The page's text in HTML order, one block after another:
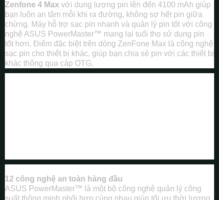
Zenfone 4 Max với dung lượng pin lên đến 4100 mAh giúp
bạn luôn an tâm mỗi khi ra đường, không sợ hết pin giữa
chừng. Máy hỗ trợ sạc pin nhanh và quản lý pin tốt với công
nghệ ASUS PowerMaster™ mang lại tuổi thọ sử dụng pin
tốt hơn. Điểm đặc biệt trên dòng ZenFone Max là công nghệ
sạc pin cho thiết bị khác, giúp bạn chia sẻ pin với các thiết bị
khác thông qua cáp OTG.
12 công nghệ an toàn hàng đầu
ASUS PowerMaster™ là một bộ công nghệ quản lý công